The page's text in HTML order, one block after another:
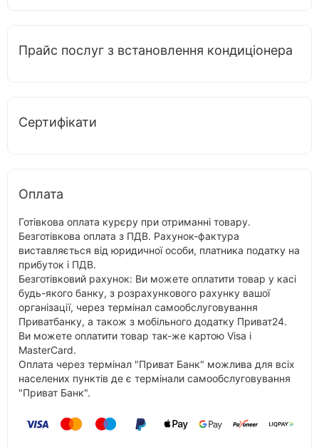
Прайс послуг з встановлення кондиціонера
Сертифікати
Оплата
Готівкова оплата курєру при отриманні товару.
Безготівкова оплата з ПДВ. Рахунок-фактура
виставляється від юридичної особи, платника податку на
прибуток і ПДВ.
Безготівковий рахунок: Ви можете оплатити товар у касі
будь-якого банку, з розрахункового рахунку вашої
організації, через термінал самообслуговування
Приватбанку, а також з мобільного додатку Приват24.
Ви можете оплатити товар так-же картою Visa і
MasterCard.
Оплата через термінал "Приват Банк" можлива для всіх
населених пунктів де є термінали самообслуговування
"Приват Банк".